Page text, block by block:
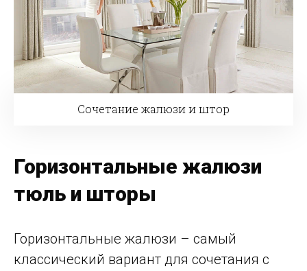
Сочетание жалюзи и штор
Горизонтальные жалюзи
тюль и шторы
Горизонтальные жалюзи – самый
классический вариант для сочетания с